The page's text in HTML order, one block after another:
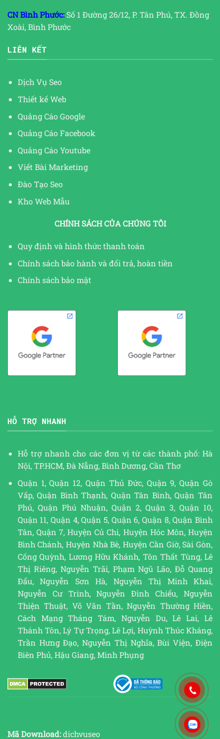
CN Bình Phước:Số 1 Đường 26/12, P. Tân Phú, TX. Đồng
Xoài, Bình Phước
LIÊN KẾT
Dịch Vụ Seo
Thiết kế Web
Quảng Cáo Google
Quảng Cáo Facebook
Quảng Cáo Youtube
Viết Bài Marketing
Đào Tạo Seo
Kho Web Mẫu
CHÍNH SÁCH CỦA CHÚNG TÔI
Quy định và hình thức thanh toán
Chính sách bảo hành và đổi trả, hoàn tiền
Chính sách bảo mật
HỖ TRỢ NHANH
Hỗ trợ nhanh cho các đơn vị từ các thành phố: Hà
Nội, TP.HCM, Đà Nẵng, Bình Dương, Cần Thơ
Quận 1, Quận 12, Quận Thủ Đức, Quận 9, Quận Gò
Vấp, Quận Bình Thạnh, Quận Tân Bình, Quận Tân
Phú, Quận Phú Nhuận, Quận 2, Quận 3, Quận 10,
Quận 11, Quận 4, Quận 5, Quận 6, Quận 8, Quận Bình
Tân, Quận 7, Huyện Củ Chi, Huyện Hóc Môn, Huyện
Bình Chánh, Huyện Nhà Bè, Huyện Cần Giờ, Sài Gòn,
Cống Quỳnh, Lương Hữu Khánh, Tôn Thất Tùng, Lê
Thị Riêng, Nguyễn Trãi, Phạm Ngũ Lão, Đỗ Quang
Đẩu, Nguyễn Sơn Hà, Nguyễn Thị Minh Khai,
Nguyễn Cư Trinh, Nguyễn Đình Chiểu, Nguyễn
Thiện Thuật, Võ Văn Tần, Nguyễn Thường Hiền,
Cách Mạng Tháng Tám, Nguyễn Du, Lê Lai, Lê
Thánh Tôn, Lý Tự Trọng, Lê Lợi, Huỳnh Thúc Kháng,
Trần Hưng Đạo, Nguyễn Thị Nghĩa, Bùi Viện, Điện
Biên Phủ, Hậu Giang, Minh Phụng
Mã Download:dichvuseo